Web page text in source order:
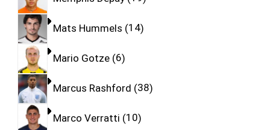
Mats Hummels 14
Mario Gotze 6
Marcus Rashford 38
Marco Verratti 10